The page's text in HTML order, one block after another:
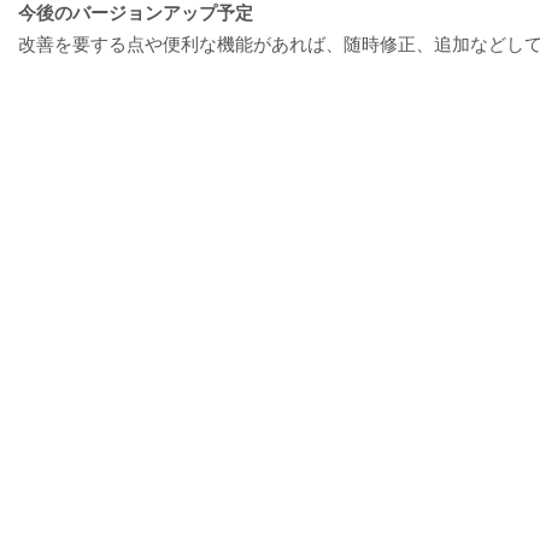
今後のバージョンアップ予定
改善を要する点や便利な機能があれば、随時修正、追加などし